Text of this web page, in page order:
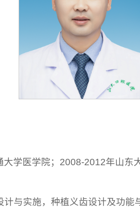
学医学院；2008-2012年山东
与实施，种植义齿设计及功能